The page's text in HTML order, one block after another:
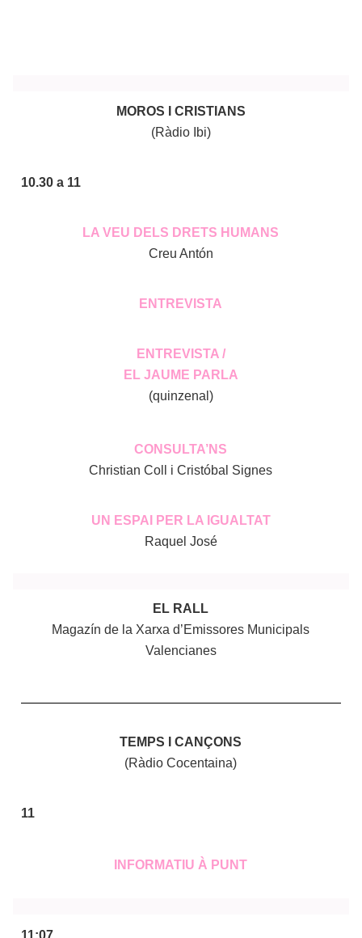
MOROS I CRISTIANS
(Ràdio Ibi)
10.30 a 11
LA VEU DELS DRETS HUMANS
Creu Antón
ENTREVISTA
ENTREVISTA /
EL JAUME PARLA
(quinzenal)
CONSULTA’NS
Christian Coll i Cristóbal Signes
UN ESPAI PER LA IGUALTAT
Raquel José
EL RALL
Magazín de la Xarxa d’Emissores Municipals
Valencianes
TEMPS I CANÇONS
(Ràdio Cocentaina)
11
INFORMATIU À PUNT
11:07